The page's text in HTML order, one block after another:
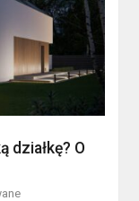
działkę? O